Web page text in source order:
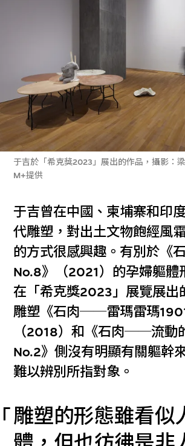
于吉於「希克獎2023」展出的作品，攝影：
M+提供
于吉曾在中國、柬埔寨和印
代雕塑，對出土文物飽經風
的方式很感興趣。有別於
No.8》（2021）的孕婦軀體
在「希克獎2023」展覽展出
雕塑《石肉──雷瑪雷瑪
（2018）和《石肉──流動
No.2》側沒有明顯有關軀幹
難以辨別所指對象。
雕塑的形態雖看似